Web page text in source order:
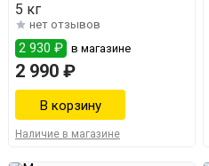
5 кг
нет отзывов
2 930 ₽ в магазине
2 990 ₽
Наличие в магазине